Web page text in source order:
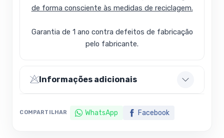
de forma consciente às medidas de reciclagem.
Garantia de 1 ano contra defeitos de fabricação
pelo fabricante.
Informações adicionais
COMPARTILHAR WhatsApp Facebook